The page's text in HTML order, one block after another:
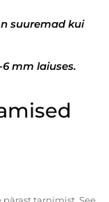
suuremad kui
mm laiuses.